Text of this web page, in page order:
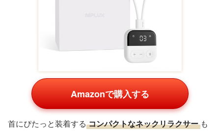
Amazonで購入する
首にぴたっと装着する コンパクトなネックリラクサー も